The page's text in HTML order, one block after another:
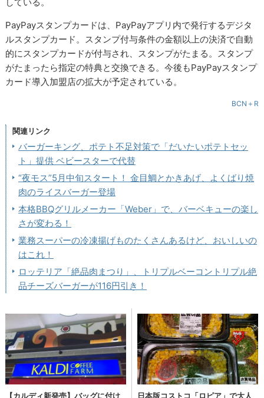
している。
PayPayスタンプカードは、PayPayアプリ内で発行するデジタ
ルスタンプカード。スタンプ付与条件の金額以上の決済で自動
的にスタンプカードが付与され、スタンプがたまる。スタンプ
がたまったら指定の特典と交換できる。今後もPayPayスタンプ
カード導入加盟店の拡大が予定されている。
BCN＋R
関連リンク
バーガーキング、ポテト不足対策で「だいたいポテトセッ
ト」提供 ベビースターで代替
“夜モス”5月中旬スタート！ 金目鯛とかきあげ、よくばり焼
肉のライスバーガー登場
本格BBQグリルメーカー「Weber」で、バーベキューの楽し
さが変わる！
業務スーパーの冷凍揚げものたくさんあるけど、おいしいの
はこれ！
ロッテリア「絶品肉まつり」、トリプルベーコントリプル絶
品チーズバーガーが116円引き！